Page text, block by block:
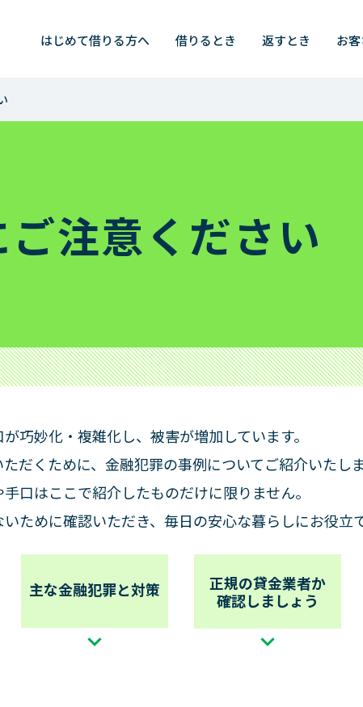
はじめて借りる方へ 借りるとき 返すとき お
検索
とき
方法
一括でのご返済）
一覧表
額のご案内
関するご案内
細サービス
ンプル
はじめて借りる方
はじめての不安にお答えします
カードローンの基礎知識
よくあるご質問
チャットサービスのご紹介
サイト内検索
過去のお知らせ
災害にあわれたお客さまへ
注意ください
巧妙化・複雑化し、被害が増加しています。
だくために、金融犯罪の事例についてご紹介いたしま
口はここで紹介したものだけに限りません。
ために確認いただき、毎日の安心な暮らしにお役立
主な金融犯罪と対策
正規の貸金業者か
確認しましょう